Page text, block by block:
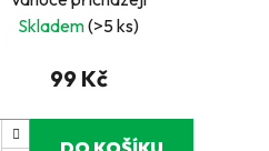
Skladem(>5 ks)
99 Kč